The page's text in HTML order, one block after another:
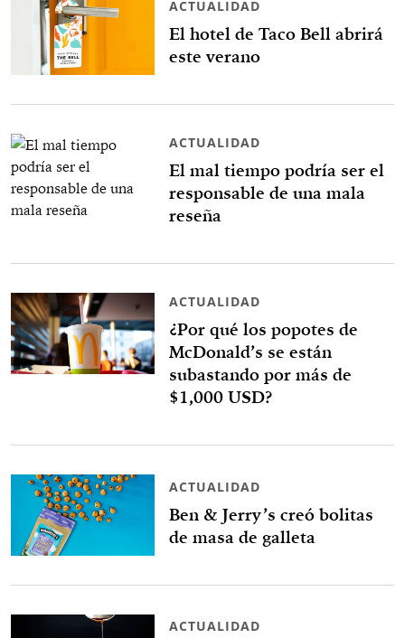
ACTUALIDAD
El hotel de Taco Bell abrirá
este verano
ACTUALIDAD
El mal tiempo podría ser el
responsable de una mala
reseña
ACTUALIDAD
¿Por qué los popotes de
McDonald’s se están
subastando por más de
$1,000 USD?
ACTUALIDAD
Ben & Jerry’s creó bolitas
de masa de galleta
ACTUALIDAD